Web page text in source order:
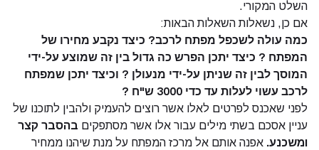
השלט המקורי.
אם כן, נשאלות השאלות הבאות:
כמה עולה לשכפל מפתח לרכב? כיצד נקבע מחירו של
המפתח ? כיצד יתכן הפרש כה גדול בין זה שמוצע על-ידי
המוסך לבין זה שניתן על-ידי מנעולן ? וכיצד יתכן שמפתח
לרכב עשוי לעלות עד כדי 3000 ש"ח ?
לפני שאכנס לפרטים לאלו אשר רוצים להעמיק ולהבין לתוכנו של
עניין אסכם בשתי מילים עבור אלו אשר מסתפקים בהסבר קצר
ומשכנע. אפנה אותם אל מרכז המפתח על מנת שיהנו ממחיר